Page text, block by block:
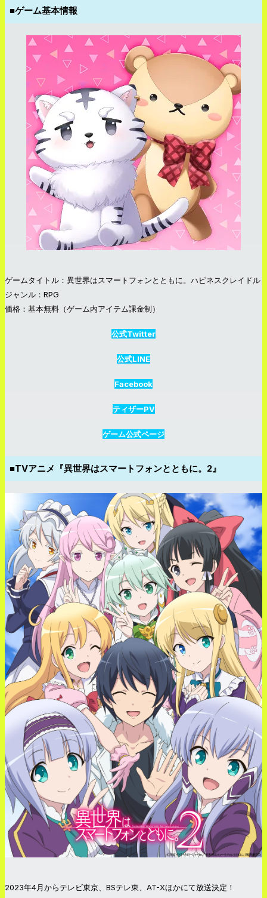
■ゲーム基本情報
ゲームタイトル：異世界はスマートフォンとともに。ハピネスクレイドル
ジャンル：RPG
価格：基本無料（ゲーム内アイテム課金制）
公式Twitter
公式LINE
Facebook
ティザーPV
ゲーム公式ページ
■TVアニメ『異世界はスマートフォンとともに。2』
2023年4月からテレビ東京、BSテレ東、AT-Xほかにて放送決定！